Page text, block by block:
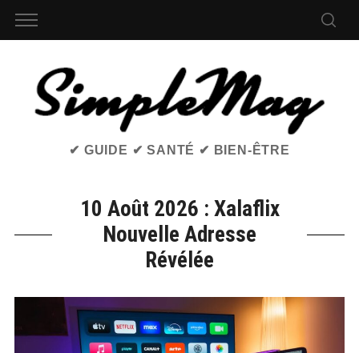
✔ GUIDE ✔ SANTÉ ✔ BIEN-ÊTRE
10 Août 2026 : Xalaflix
Nouvelle Adresse
Révélée